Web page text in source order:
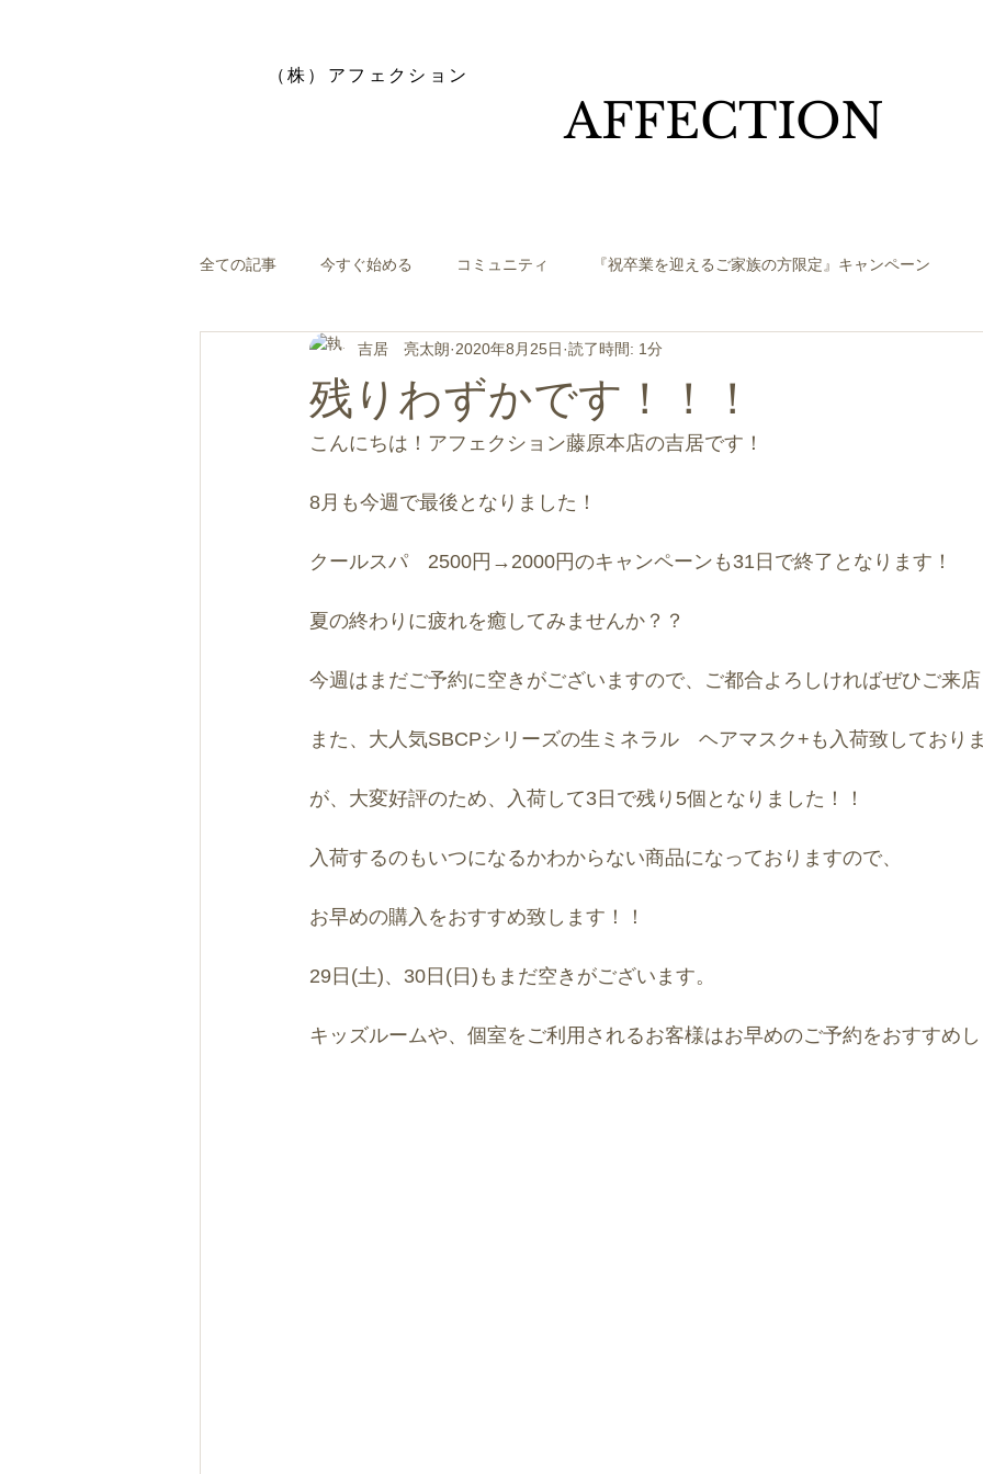
​（株）アフェクション
​AFFECTION
全ての記事 今すぐ始める コミュニティ 『祝卒業を迎えるご家族の方限定』キャンペーン
残りわずかです！！！
吉居 亮太朗 2020年8月25日 読了時間: 1分
こんにちは！アフェクション藤原本店の吉居です！
8月も今週で最後となりました！
クールスパ　2500円→2000円のキャンペーンも31日で終了となります！
夏の終わりに疲れを癒してみませんか？？
今週はまだご予約に空きがございますので、ご都合よろしければぜひご来
また、大人気SBCPシリーズの生ミネラル　ヘアマスク+も入荷致しており
が、大変好評のため、入荷して3日で残り5個となりました！！
入荷するのもいつになるかわからない商品になっておりますので、
お早めの購入をおすすめ致します！！
29日(土)、30日(日)もまだ空きがございます。
キッズルームや、個室をご利用されるお客様はお早めのご予約をおすすめ